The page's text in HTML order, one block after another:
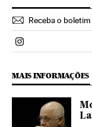
Receba o
Politica El País
MAIS INFORMAÇÕES